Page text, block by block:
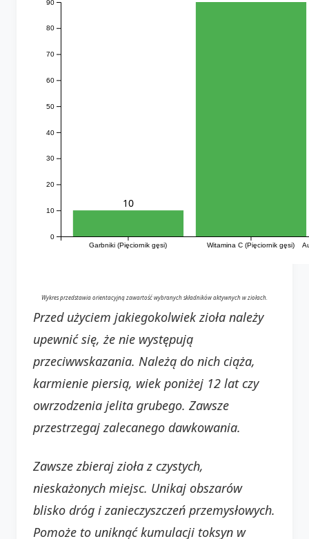
Garbniki (Pięciornik gęsi) Witamina C (Pięciornik gęsi)
0
10
20
30
40
50
60
70
80
90
10
Wykres przedstawia orientacyjną zawartość wybranych składników aktywnych w ziołach.
Przed użyciem jakiegokolwiek zioła należy
upewnić się, że nie występują
przeciwwskazania. Należą do nich ciąża,
karmienie piersią, wiek poniżej 12 lat czy
owrzodzenia jelita grubego. Zawsze
przestrzegaj zalecanego dawkowania.
Zawsze zbieraj zioła z czystych,
nieskażonych miejsc. Unikaj obszarów
blisko dróg i zanieczyszczeń przemysłowych.
Pomoże to uniknąć kumulacji toksyn w